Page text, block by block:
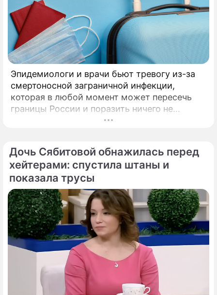
Эпидемиологи и врачи бьют тревогу из-за
смертоносной заграничной инфекции,
которая в любой момент может пересечь
границы России и поразить ничего не
подозревающих граждан. Россию
и смертоносный вирус Бурбон.
Дочь Сябитовой обнажилась перед
хейтерами: спустила штаны и
показала трусы